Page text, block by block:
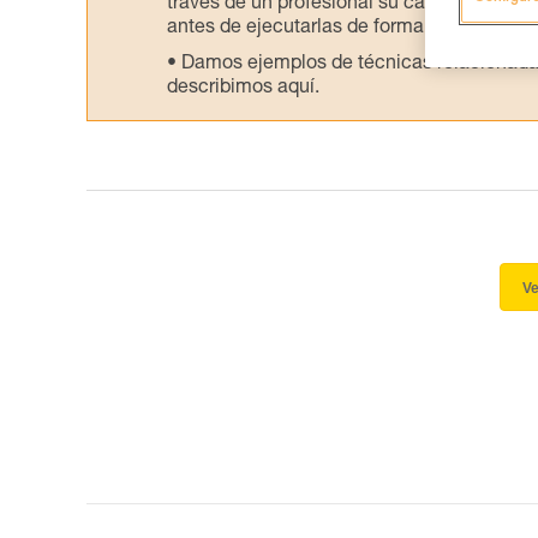
través de un profesional su capacidad
antes de ejecutarlas de forma autónoma.
Damos ejemplos de técnicas
describimos aquí.